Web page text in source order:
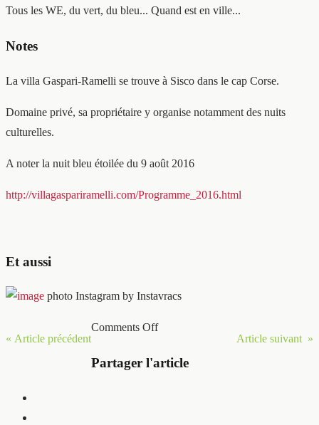
Tous les WE, du vert, du bleu... Quand est en ville...
Notes
La villa Gaspari-Ramelli se trouve à Sisco dans le cap Corse.
Domaine privé, sa propriétaire y organise notamment des nuits
culturelles.
A noter la nuit bleu étoilée du 9 août 2016
http://villagaspariramelli.com/Programme_2016.html
Et aussi
photo Instagram by Instavracs
« Article précédent Article suivant »
Comments Off
Partager l'article